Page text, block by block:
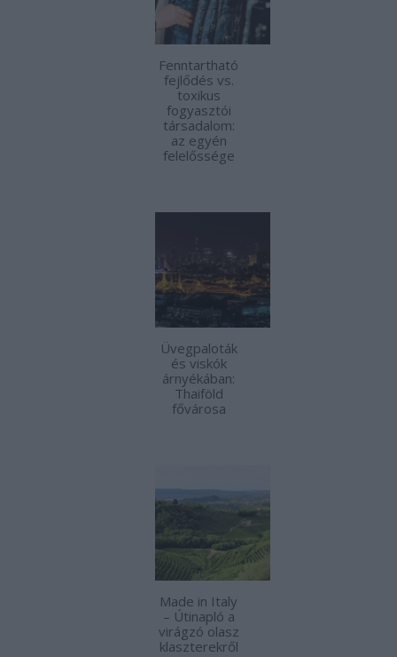
Fenntartható
fejlődés vs.
toxikus
fogyasztói
társadalom:
az egyén
felelőssége
Üvegpaloták
és viskók
árnyékában:
Thaiföld
fővárosa
Made in Italy
– Útinapló a
virágzó olasz
klaszterekről